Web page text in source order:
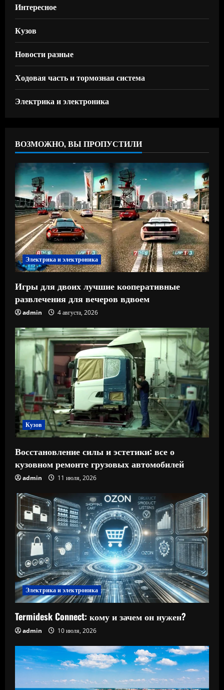
Интересное
Кузов
Новости разные
Ходовая часть и тормозная система
Электрика и электроника
ВОЗМОЖНО, ВЫ ПРОПУСТИЛИ
Электрика и электроника
Игры для двоих лучшие кооперативные
развлечения для вечеров вдвоем
admin 4 августа, 2026
Кузов
Восстановление силы и эстетики: все о
кузовном ремонте грузовых автомобилей
admin 11 июля, 2026
Электрика и электроника
Termidesk Connect: кому и зачем он нужен?
admin 10 июля, 2026